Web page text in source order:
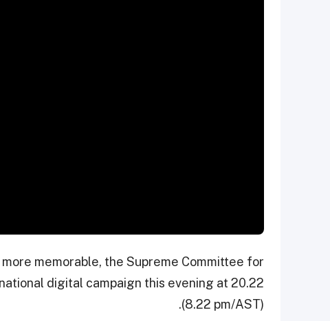
memorable, the Supreme Committee for
digital campaign this evening at 20.22
(8.22 pm/AST).